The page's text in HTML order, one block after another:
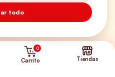
Gratis
5646 8188
0
Carrito Tiendas
todo